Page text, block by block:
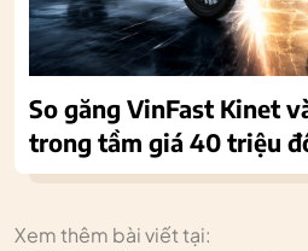
So găng VinFast Kinet
trong tầm giá 40 triệu
Xem thêm bài viết tại: